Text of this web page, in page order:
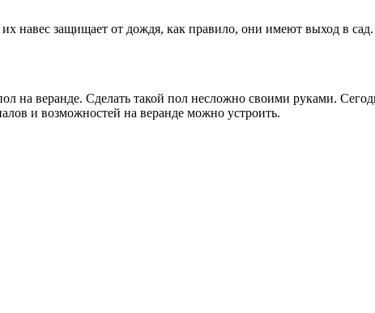
навес защищает от дождя, как правило, они имеют выход в
на веранде. Сделать такой пол несложно своими руками.
и возможностей на веранде можно устроить.